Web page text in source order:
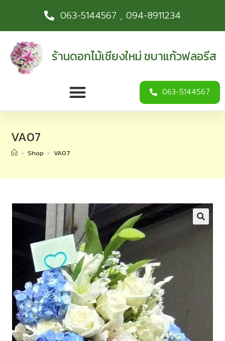
063-5144567 , 094-8911234
ร้านดอกไม้เชียงใหม่ ชบาแก้วฟลอรีส
063-5144567
VA07
> Shop > VA07